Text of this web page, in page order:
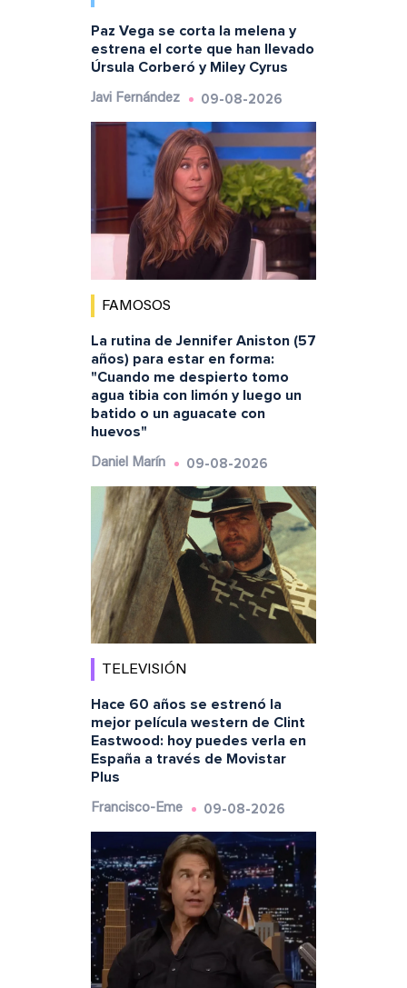
Paz Vega se corta la melena y
estrena el corte que han llevado
Úrsula Corberó y Miley Cyrus
Javi Fernández 09-08-2026
FAMOSOS
La rutina de Jennifer Aniston (57
años) para estar en forma:
"Cuando me despierto tomo
agua tibia con limón y luego un
batido o un aguacate con
huevos"
Daniel Marín 09-08-2026
TELEVISIÓN
Hace 60 años se estrenó la
mejor película western de Clint
Eastwood: hoy puedes verla en
España a través de Movistar
Plus
Francisco-Eme 09-08-2026